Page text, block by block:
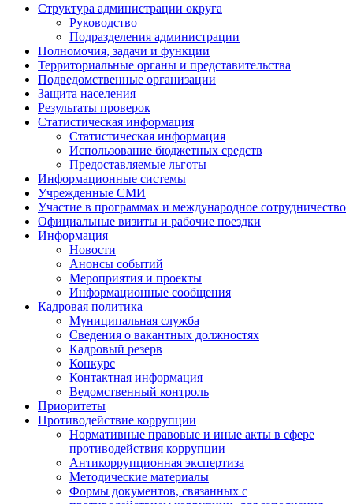
Структура администрации округа
Руководство
Подразделения администрации
Полномочия, задачи и функции
Территориальные органы и представительства
Подведомственные организации
Защита населения
Результаты проверок
Статистическая информация
Статистическая информация
Использование бюджетных средств
Предоставляемые льготы
Информационные системы
Учрежденные СМИ
Участие в программах и международное сотрудничество
Официальные визиты и рабочие поездки
Информация
Новости
Анонсы событий
Мероприятия и проекты
Информационные сообщения
Кадровая политика
Муниципальная служба
Сведения о вакантных должностях
Кадровый резерв
Конкурс
Контактная информация
Ведомственный контроль
Приоритеты
Противодействие коррупции
Нормативные правовые и иные акты в сфере
противодействия коррупции
Антикоррупционная экспертиза
Методические материалы
Формы документов, связанных с